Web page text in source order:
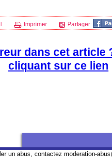
Imprimer Partager:
dans cet article
cliquant sur ce lien
un abus, contactez moderation-